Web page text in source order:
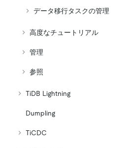
データ移行タスクの管理
高度なチュートリアル
管理
参照
TiDB Lightning
Dumpling
TiCDC